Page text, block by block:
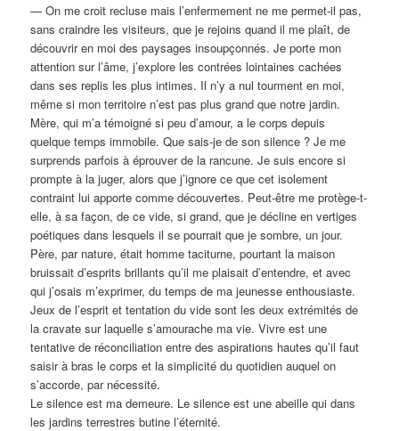
— On me croit recluse mais l’enfermement ne me permet-il pas,
sans craindre les visiteurs, que je rejoins quand il me plaît, de
découvrir en moi des paysages insoupçonnés. Je porte mon
attention sur l’âme, j’explore les contrées lointaines cachées
dans ses replis les plus intimes. Il n’y a nul tourment en moi,
même si mon territoire n’est pas plus grand que notre jardin.
Mère, qui m’a témoigné si peu d’amour, a le corps depuis
quelque temps immobile. Que sais-je de son silence ? Je me
surprends parfois à éprouver de la rancune. Je suis encore si
prompte à la juger, alors que j’ignore ce que cet isolement
contraint lui apporte comme découvertes. Peut-être me protège-t-
elle, à sa façon, de ce vide, si grand, que je décline en vertiges
poétiques dans lesquels il se pourrait que je sombre, un jour.
Père, par nature, était homme taciturne, pourtant la maison
bruissait d’esprits brillants qu’il me plaisait d’entendre, et avec
qui j’osais m’exprimer, du temps de ma jeunesse enthousiaste.
Jeux de l’esprit et tentation du vide sont les deux extrémités de
la cravate sur laquelle s’amourache ma vie. Vivre est une
tentative de réconciliation entre des aspirations hautes qu’il faut
saisir à bras le corps et la simplicité du quotidien auquel on
s’accorde, par nécessité.
Le silence est ma demeure. Le silence est une abeille qui dans
les jardins terrestres butine l’éternité.